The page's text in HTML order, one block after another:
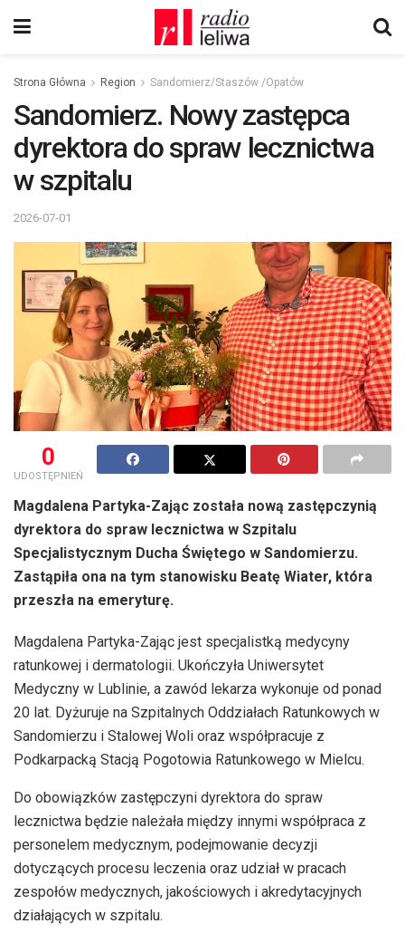
Strona Główna Region Sandomierz/Staszów /Opatów
Sandomierz. Nowy zastępca
dyrektora do spraw lecznictwa
w szpitalu
2026-07-01
0
UDOSTĘPNIEŃ
Magdalena Partyka-Zając została nową zastępczynią
dyrektora do spraw lecznictwa w Szpitalu
Specjalistycznym Ducha Świętego w Sandomierzu.
Zastąpiła ona na tym stanowisku Beatę Wiater, która
przeszła na emeryturę.
Magdalena Partyka-Zając jest specjalistką medycyny
ratunkowej i dermatologii. Ukończyła Uniwersytet
Medyczny w Lublinie, a zawód lekarza wykonuje od ponad
20 lat. Dyżuruje na Szpitalnych Oddziałach Ratunkowych w
Sandomierzu i Stalowej Woli oraz współpracuje z
Podkarpacką Stacją Pogotowia Ratunkowego w Mielcu.
Do obowiązków zastępczyni dyrektora do spraw
lecznictwa będzie należała między innymi współpraca z
personelem medycznym, podejmowanie decyzji
dotyczących procesu leczenia oraz udział w pracach
zespołów medycznych, jakościowych i akredytacyjnych
działających w szpitalu.